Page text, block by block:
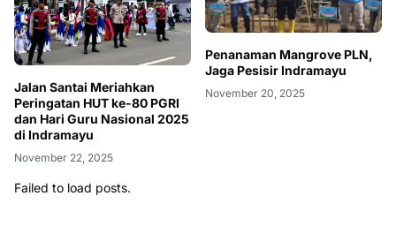
Jalan Santai Meriahkan
Peringatan HUT ke-80 PGRI
dan Hari Guru Nasional 2025
di Indramayu
November 22, 2025
Penanaman Mangrove PLN,
Jaga Pesisir Indramayu
November 20, 2025
Failed to load posts.